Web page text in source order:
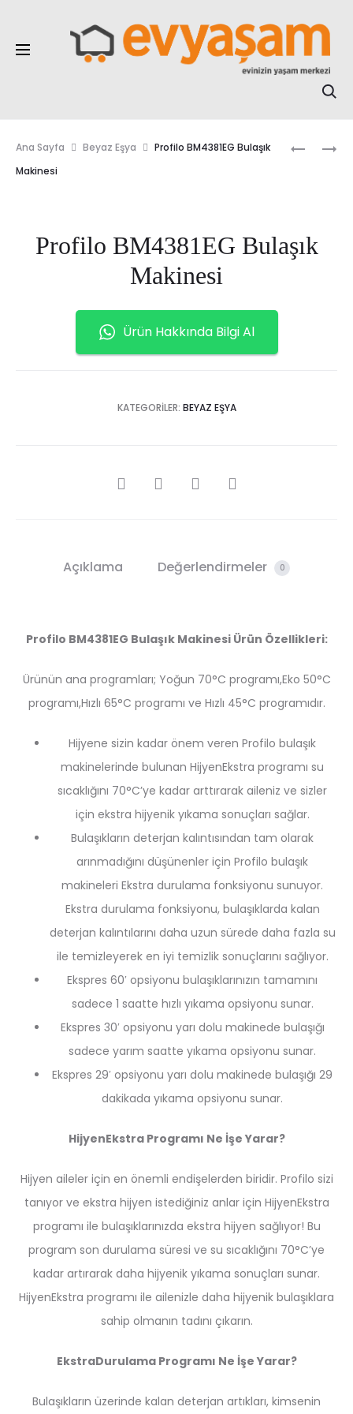
SIMFER
(8203-
PROFILO
Ana Sayfa Beyaz Eşya
Profilo BM4381EG Bulaşık
Makinesi
Profilo BM4381EG Bulaşık
Makinesi
Ürün Hakkında Bilgi Al
KATEGORILER: BEYAZ EŞYA
SHARE
Açıklama Değerlendirmeler 0
Profilo BM4381EG Bulaşık Makinesi Ürün Özellikleri:
Ürünün ana programları; Yoğun 70°C programı,Eko 50°C
programı,Hızlı 65°C programı ve Hızlı 45°C programıdır.
Hijyene sizin kadar önem veren Profilo bulaşık
makinelerinde bulunan HijyenEkstra programı su
sıcaklığını 70°C’ye kadar arttırarak aileniz ve sizler
için ekstra hijyenik yıkama sonuçları sağlar.
Bulaşıkların deterjan kalıntısından tam olarak
arınmadığını düşünenler için Profilo bulaşık
makineleri Ekstra durulama fonksiyonu sunuyor.
Ekstra durulama fonksiyonu, bulaşıklarda kalan
deterjan kalıntılarını daha uzun sürede daha fazla su
ile temizleyerek en iyi temizlik sonuçlarını sağlıyor.
Ekspres 60′ opsiyonu bulaşıklarınızın tamamını
sadece 1 saatte hızlı yıkama opsiyonu sunar.
Ekspres 30′ opsiyonu yarı dolu makinede bulaşığı
sadece yarım saatte yıkama opsiyonu sunar.
Ekspres 29′ opsiyonu yarı dolu makinede bulaşığı 29
dakikada yıkama opsiyonu sunar.
HijyenEkstra Programı Ne İşe Yarar?
Hijyen aileler için en önemli endişelerden biridir. Profilo sizi
tanıyor ve ekstra hijyen istediğiniz anlar için HijyenEkstra
programı ile bulaşıklarınızda ekstra hijyen sağlıyor! Bu
program son durulama süresi ve su sıcaklığını 70°C’ye
kadar artırarak daha hijyenik yıkama sonuçları sunar.
HijyenEkstra programı ile ailenizle daha hijyenik bulaşıklara
sahip olmanın tadını çıkarın.
EkstraDurulama Programı Ne İşe Yarar?
Bulaşıkların üzerinde kalan deterjan artıkları, kimsenin